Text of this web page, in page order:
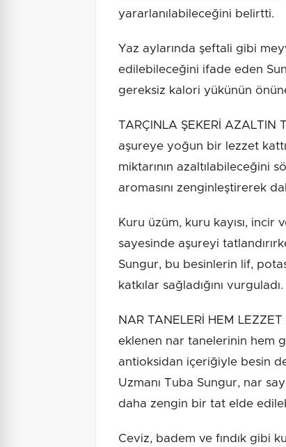
yararlanılabileceğini belirtti.
Yaz aylarında şeftali gibi
edilebileceğini ifade eden
gereksiz kalori yükünün
TARÇINLA ŞEKERİ AZALTIN
aşureye yoğun bir lezzet
miktarının azaltılabileceğini
aromasını zenginleştirerek
Kuru üzüm, kuru kayısı,
sayesinde aşureyi
Sungur, bu besinlerin lif,
katkılar sağladığını vurguladı.
NAR TANELERİ HEM
eklenen nar tanelerinin hem
antioksidan içeriğiyle besin
Uzmanı Tuba Sungur, nar
daha zengin bir tat elde
Ceviz, badem ve fındık gibi